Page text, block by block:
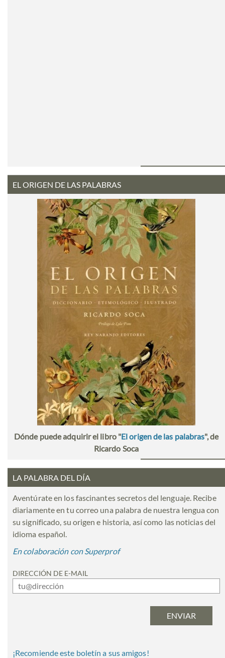
EL ORIGEN DE LAS PALABRAS
Dónde puede adquirir el libro "El origen de las palabras", de
Ricardo Soca
LA PALABRA DEL DÍA
Aventúrate en los fascinantes secretos del lenguaje. Recibe
diariamente en tu correo una palabra de nuestra lengua con
su significado, su origen e historia, así como las noticias del
idioma español.
En colaboración con Superprof
DIRECCIÓN DE E-MAIL
¡Recomiende este boletín a sus amigos!